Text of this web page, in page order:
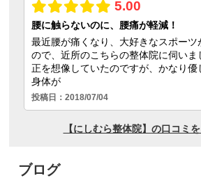
ブログ